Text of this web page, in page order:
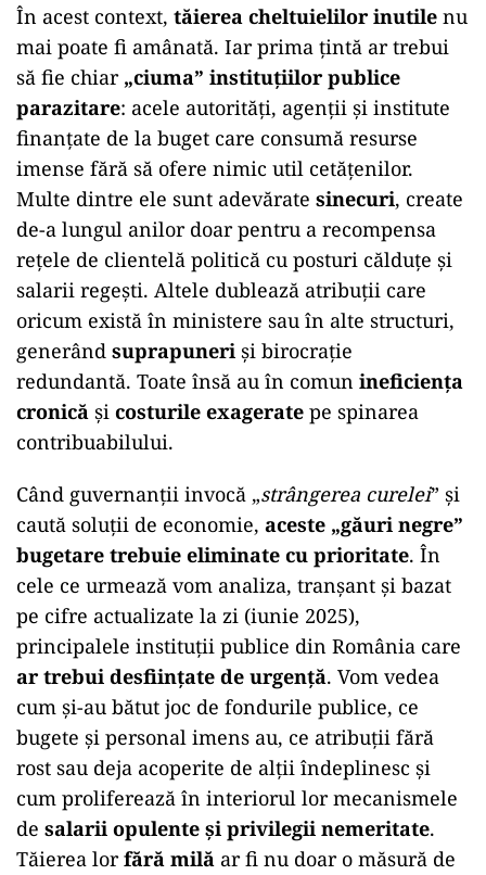
În acest context, tăierea cheltuielilor inutile nu
mai poate fi amânată. Iar prima țintă ar trebui
să fie chiar „ciuma” instituțiilor publice
parazitare: acele autorități, agenții și institute
finanțate de la buget care consumă resurse
imense fără să ofere nimic util cetățenilor.
Multe dintre ele sunt adevărate sinecuri, create
de-a lungul anilor doar pentru a recompensa
rețele de clientelă politică cu posturi călduțe și
salarii regești. Altele dublează atribuții care
oricum există în ministere sau în alte structuri,
generând suprapuneri și birocrație
redundantă. Toate însă au în comun ineficiența
cronică și costurile exagerate pe spinarea
contribuabilului.
Când guvernanții invocă „strângerea curelei” și
caută soluții de economie, aceste „găuri negre”
bugetare trebuie eliminate cu prioritate. În
cele ce urmează vom analiza, tranșant și bazat
pe cifre actualizate la zi (iunie 2025),
principalele instituții publice din România care
ar trebui desființate de urgență. Vom vedea
cum și-au bătut joc de fondurile publice, ce
bugete și personal imens au, ce atribuții fără
rost sau deja acoperite de alții îndeplinesc și
cum proliferează în interiorul lor mecanismele
de salarii opulente și privilegii nemeritate.
Tăierea lorfără milă ar fi nu doar o măsură de